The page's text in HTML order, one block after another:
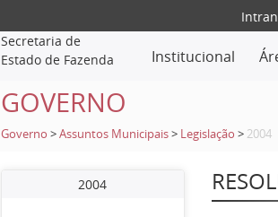
Secretaria de
Estado de Fazenda
Institucional
GOVERNO
Governo >Assuntos Municipais > Legislação > 2004
2004